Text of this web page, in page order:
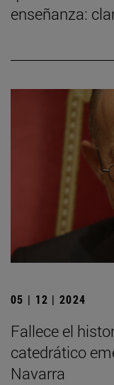
enseñanza:
05 | 12 | 2024
Fallece el
catedrático
Navarra